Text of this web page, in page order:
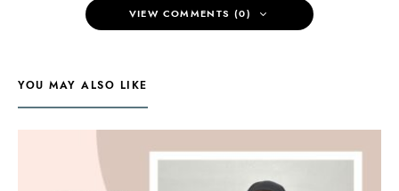
VIEW COMMENTS (0)
YOU MAY ALSO LIKE